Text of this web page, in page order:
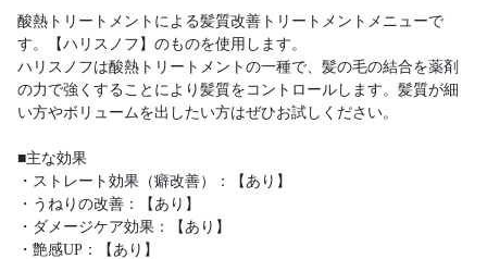
酸熱トリートメントによる髪質改善トリートメントメニューで
す。【ハリスノフ】のものを使用します。
ハリスノフは酸熱トリートメントの一種で、髪の毛の結合を薬剤
の力で強くすることにより髪質をコントロールします。髪質が細
い方やボリュームを出したい方はぜひお試しください。
■主な効果
・ストレート効果（癖改善）：【あり】
・うねりの改善：【あり】
・ダメージケア効果：【あり】
・艶感UP：【あり】